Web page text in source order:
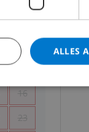
2
16
23
ALLES